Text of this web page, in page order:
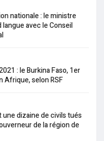
nationale : le ministre
avec le Conseil
: le Burkina Faso, 1er
Afrique, selon RSF
une dizaine de civils tués
de la région de